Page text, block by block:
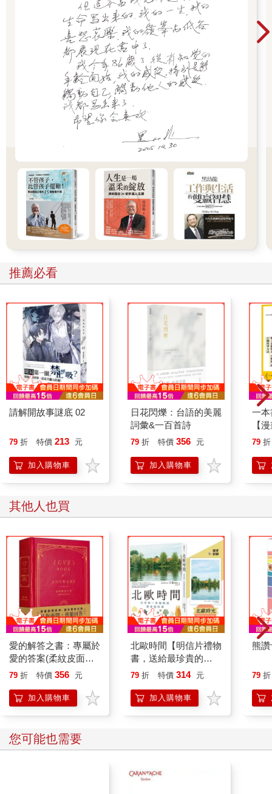
半！ 作法超級簡單： 1.首先釐清顯化成功後，你會有的體驗跟感
受。 2.找出會讓你感覺自己有這些體驗跟感受的歌。 3.蒐集整理
成歌單。 4.循環播放這些歌，讓自己沉浸在這些感受裡。 5.充滿
自信及信心，相信你的顯化已經是你的現實。
◎Step 1.準備紙和筆 選支好寫的筆和自己喜歡的信紙尤佳。
◎Step 2.給自己寫一封情書 你要從夢想中另一半的視角寫這封情
書給自己。換句話說，就是假裝你是對方在寫情書給你。想一
想，你最想聽到這個伴侶跟你說什麼？把這些話寫下來。
在寫這封信的時候，一定要相信自己就是那個愛上你的另一半。
我要你在寫的過程中感受到：「哇～～我的另一半（也就是你自
己）真是太棒了！」搞不好還會在寫的過程中不小心煞到自己的
那種。 如果你沒這麼浪漫也沒關係！直接請出ChatGPT：
【ChatGPT指令】「我希望我夢想中的伴侶可以看見我的：＿＿
＿＿＿（特質），請你替他／她寫一封情書給我。」 ◎Step 3.好
好讀這封情書，然後把它放在枕頭下共眠 寫完後，想像另一半偷
偷把這封情書放在你的桌上。你好奇地打開它，讀給自己聽。在
讀的過程中，讓自己沉浸在那份心動、被珍惜與幸福的感覺中。
讀完後，把情書放在枕頭下一個晚上。 ◎Step 4.早上起來再讀一
書，你興奮地再次打開重讀一遍，重溫那份幸福感。 最後也是最
準備好自己，這樣對的人才能更快找到你。 對了！如果你不需要
顯化愛情，想要顯化其他東西，可以想像顯化成功後，那些相對
應的人會傳給你的訊息或信件，像是如果想要顯化錄取什麼工作
／考上哪個學校，就可以他們的視角寫一封錄取通知信給自己。
以此類推。
●回憶錄魔法
九粒就是因為分享了這個回憶錄魔法，才正式成為大家口中的顯
化小魔女。大家試過後也發現驚人的效果，才會覺得這個稱號實
至名歸。接下來就要step by step教你如何寫出自己的顯化回憶
1.設定目標和願望
‧今年想達成哪些目標？實現哪些願望？
‧跟宇宙下訂單！越具體越好！
2.想像顯化成功的未來
‧想像自己坐時光機去到今年年底／一年後，看見自己達成這些願
‧描繪出顯化成功後的畫面，越生動越好。
3.書寫感激
‧拿出一張紙或是筆記本書寫。
‧用感激完成式&過去式寫你的回憶錄（因為你已經穿越時空到今
年底／一年後，你所有的想要都已經實現的狀態）。
‧寫出顯化成功後的具體感受和經歷（就像是在寫自己的成功回憶
錄）。
‧把自己當成編劇，讓畫面和感受盡可能真實。
4.視覺化冥想
‧閉上眼睛，想像自己坐上時光機，去到一年後的今天。
‧重溫顯化成功後的各種回憶，感受滿滿的感激跟正面情緒。
‧想像的畫面越清楚，越具體，越能夠提升內在頻率。
5.感謝宇宙和自己
‧完成冥想後，對宇宙及自己表達感謝：「Thank you so much for
們！」
‧相信自己的直覺，採取與顯化成功的你一致的行動。
推薦必看
請解開故事謎底 02
79 折 特價 213 元
加入購物車
日花閃爍：台語的美麗
詞彙&一百首詩
79 折 特價 356 元
加入購物車
一
【
行
「
學方
79 折
其他人也買
愛的解答之書：專屬於
愛的答案(柔紋皮面燙
金＋方背穿線精裝)
79 折 特價 356 元
加入購物車
北歐時間【明信片禮物
書，送給最珍貴的
你】：世界第一幸福國
79 折 特價 314 元
加入購物車
熊讚
79 折
您可能也需要